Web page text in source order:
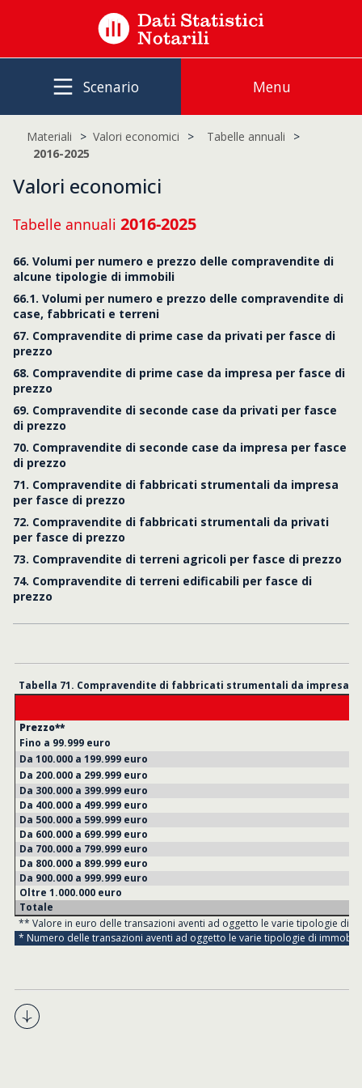
Scenario Menu
Materiali Valori economici
Tabelle annuali
2016-2025
Valori economici
Tabelle annuali 2016-2025
66. Volumi per numero e prezzo delle compravendite di
alcune tipologie di immobili
66.1. Volumi per numero e prezzo delle compravendite di
case, fabbricati e terreni
67. Compravendite di prime case da privati per fasce di
prezzo
68. Compravendite di prime case da impresa per fasce di
prezzo
69. Compravendite di seconde case da privati per fasce
di prezzo
70. Compravendite di seconde case da impresa per fasce
di prezzo
71. Compravendite di fabbricati strumentali da impresa
per fasce di prezzo
72. Compravendite di fabbricati strumentali da privati
per fasce di prezzo
73. Compravendite di terreni agricoli per fasce di prezzo
74. Compravendite di terreni edificabili per fasce di
prezzo
Tabella 71. Compravendite di fabbricati strumentali da impresa
Prezzo**
Fino a 99.999 euro
Da 100.000 a 199.999 euro
Da 200.000 a 299.999 euro
Da 300.000 a 399.999 euro
Da 400.000 a 499.999 euro
Da 500.000 a 599.999 euro
Da 600.000 a 699.999 euro
Da 700.000 a 799.999 euro
Da 800.000 a 899.999 euro
Da 900.000 a 999.999 euro
Oltre 1.000.000 euro
Totale
** Valore in euro delle transazioni aventi ad oggetto le varie tipologie di
* Numero delle transazioni aventi ad oggetto le varie tipologie di immobili.